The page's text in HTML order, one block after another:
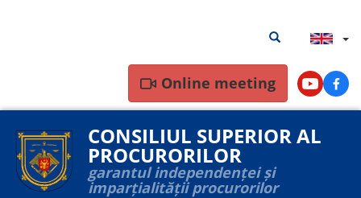
Search
results
Search results
Online meeting Youtube
CONSILIUL SUPERIOR AL
PROCURORILOR
garantul independenței și
imparțialității procurorilor